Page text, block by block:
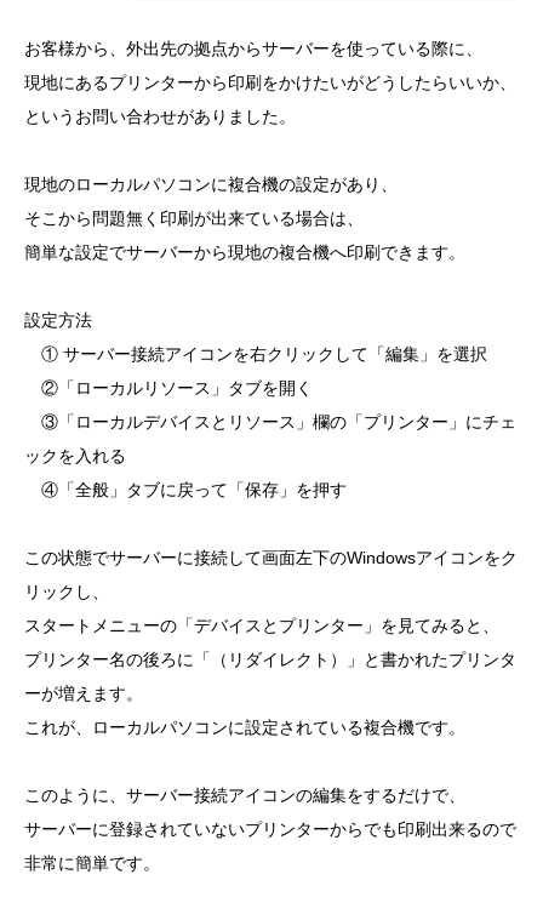
お客様から、外出先の拠点からサーバーを使っている際に、
現地にあるプリンターから印刷をかけたいがどうしたらいいか、
というお問い合わせがありました。
現地のローカルパソコンに複合機の設定があり、
そこから問題無く印刷が出来ている場合は、
簡単な設定でサーバーから現地の複合機へ印刷できます。
設定方法
① サーバー接続アイコンを右クリックして「編集」を選択
②「ローカルリソース」タブを開く
③「ローカルデバイスとリソース」欄の「プリンター」にチェ
ックを入れる
④「全般」タブに戻って「保存」を押す
この状態でサーバーに接続して画面左下のWindowsアイコンをク
リックし、
スタートメニューの「デバイスとプリンター」を見てみると、
プリンター名の後ろに「（リダイレクト）」と書かれたプリンタ
ーが増えます。
これが、ローカルパソコンに設定されている複合機です。
このように、サーバー接続アイコンの編集をするだけで、
サーバーに登録されていないプリンターからでも印刷出来るので
非常に簡単です。